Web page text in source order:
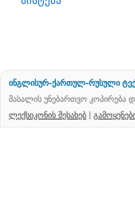
ინგლისურ-ქართულ-რუსული
მასალის უნებართვო კოპირება
ლექსიკონის შესახებ |